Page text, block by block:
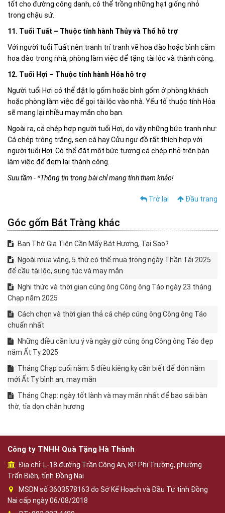
tốt cho đường công danh, có thể trồng những hạt giống nhỏ
trong chậu sứ.
11. Tuổi Tuất – Thuộc tính hành Thủy và Thổ hỗ trợ
Với người tuổi Tuất nên tranh trí tranh vẽ hoa đào hoặc bình cắm
hoa đào trong nhà, phòng làm việc để tặng tài lộc và thành công.
12. Tuổi Hợi – Thuộc tính hành Hỏa hỗ trợ
Người tuổi Hợi có thể đặt lọ gốm hoặc bình gốm ở phòng khách
hoặc phòng làm việc để gọi tài lộc vào nhà. Yếu tố thuộc tính Hỏa
sẽ mang lại nhiều may mắn cho bạn.
Ngoài ra, cá chép hợp người tuổi Hợi, do vậy những bức tranh như:
Cá chép trông trăng, sen cá hay Cửu ngư đồ rất thích hợp với
người tuổi Hợi. Có thể đặt một bức tượng cá chép nhỏ trên bàn
làm việc để đem lại thành công.
Sưu tầm - *Thông tin trong bài chỉ mang tính tham khảo!
Trở lại Đầu trang
Góc gốm Bát Tràng khác
Ban Thờ Gia Tiên Cần Mấy Bát Hương, Tại Sao?
Ngoài mua vàng, 5 thứ có thể mua trong ngày Thần Tài 2025
để cầu tài lộc, sung túc và may mắn
Nghi thức và thời gian cúng ông Công ông Táo ngày 23 tháng
Chạp năm 2025
Cách chọn và thời gian thả cá chép cúng ông Công ông Táo
chuẩn nhất
Những điều cần lưu ý và ngày giờ cúng ông Công ông Táo đẹp
năm Ất Tỵ 2025
Tháng Chạp cuối năm: 5 điều kiêng kỵ cần biết để đón năm
mới Ất Tỵ bình an, may mắn
Tháng Chạp: ngày tốt lành và may mắn nhất để bao sái bàn
thờ, tỉa dọn chân hương
Công ty TNHH Quà Tặng Hà Thành
Địa chỉ: L-18 đường Trần Công An, KP Phi Trường, phường
Trấn Biên, tỉnh Đồng Nai
MSDN số 3603578163 do Sở Kế Hoạch và Đầu Tư tỉnh Đồng
Nai cấp ngày 06/08/2018